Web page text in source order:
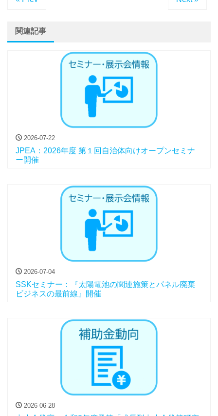
関連記事
2026-07-22
JPEA：2026年度 第１回自治体向けオープンセミナ
ー開催
2026-07-04
SSKセミナー：『太陽電池の関連施策とパネル廃棄
ビジネスの最前線』開催
2026-06-28